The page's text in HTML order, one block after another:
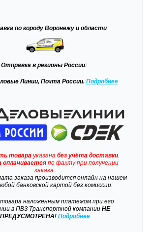
по городу Воронежу и области
Отправка в регионы России:
Линии, Почта России. Подробнее
товарауказана без учёта доставки.
оплачиваетсяпо факту при получении
заказа.
заказа производится онлайн на нашем
банковской картой без комиссии.
наложенным платежом при его
в ПВЗ Транспортной компанииНЕ
ПРЕДУСМОТРЕНА! Подробнее